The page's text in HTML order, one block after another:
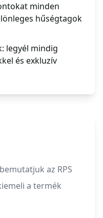
minden
hűségtagok
legyél mindig
és exkluzív
az RPS
a termék